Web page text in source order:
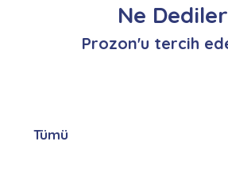
Ne
Prozon'u tercih
Tümü